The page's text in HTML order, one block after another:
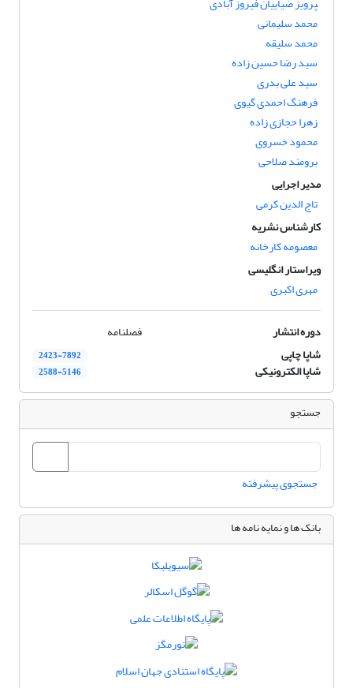
محمد سلیمانی
محمد سلیقه
سید رضا حسین زاده
سید علی بدری
فرهنگ احمدی گیوی
زهرا حجازی زاده
محمود خسروی
برومند صلاحی
مدیر اجرایی
تاج الدین کرمی
کارشناس نشریه
معصومه کارخانه
ویراستار انگلیسی
مهری اکبری
دوره انتشار
فصلنامه
شاپا چاپی
2423-7892
شاپا الکترونیکی 2588-5146
جستجو
جستجوی پیشرفته
بانک ها و نمایه نامه ها